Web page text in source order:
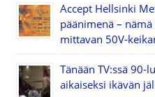
Accept Hellsinki
päänimenä –
mittavan 50V-
Tänään TV:ssä 90-
aikaiseksi ikävän